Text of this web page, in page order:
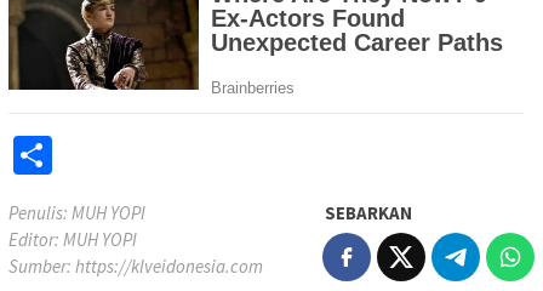
Penulis: MUH YOPI
Editor: MUH YOPI
Sumber: https://klveidonesia.com
SEBARKAN